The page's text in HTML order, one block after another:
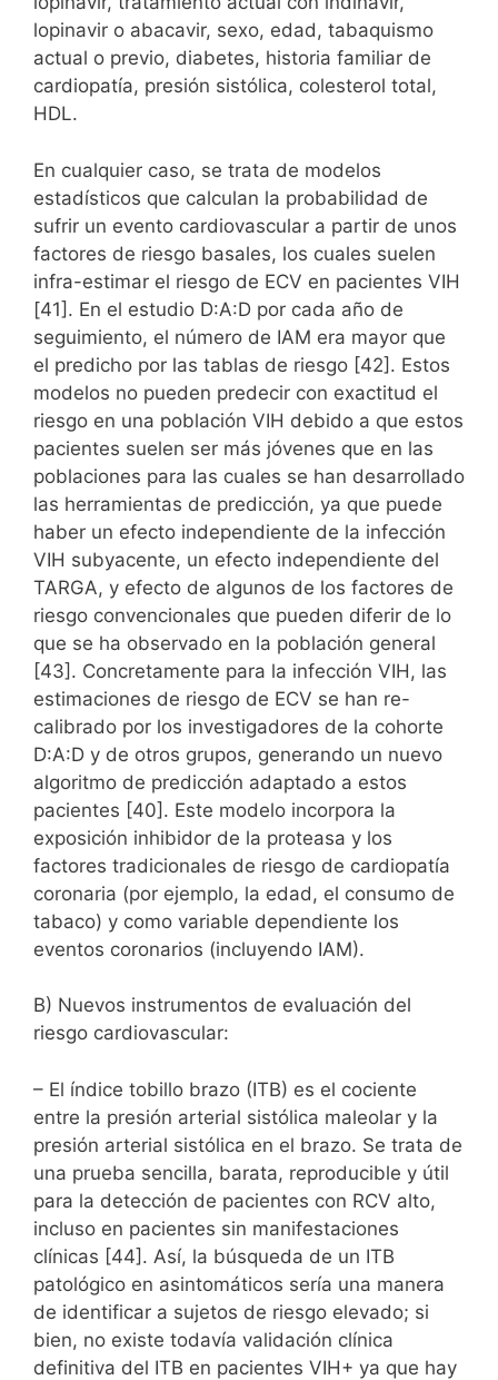
lopinavir o abacavir, sexo, edad, tabaquismo
actual o previo, diabetes, historia familiar de
cardiopatía, presión sistólica, colesterol total,
HDL.
En cualquier caso, se trata de modelos
estadísticos que calculan la probabilidad de
sufrir un evento cardiovascular a partir de unos
factores de riesgo basales, los cuales suelen
infra-estimar el riesgo de ECV en pacientes VIH
[41]. En el estudio D:A:D por cada año de
seguimiento, el número de IAM era mayor que
el predicho por las tablas de riesgo [42]. Estos
modelos no pueden predecir con exactitud el
riesgo en una población VIH debido a que estos
pacientes suelen ser más jóvenes que en las
poblaciones para las cuales se han desarrollado
las herramientas de predicción, ya que puede
haber un efecto independiente de la infección
VIH subyacente, un efecto independiente del
TARGA, y efecto de algunos de los factores de
riesgo convencionales que pueden diferir de lo
que se ha observado en la población general
[43]. Concretamente para la infección VIH, las
estimaciones de riesgo de ECV se han re-
calibrado por los investigadores de la cohorte
D:A:D y de otros grupos, generando un nuevo
algoritmo de predicción adaptado a estos
pacientes [40]. Este modelo incorpora la
exposición inhibidor de la proteasa y los
factores tradicionales de riesgo de cardiopatía
coronaria (por ejemplo, la edad, el consumo de
tabaco) y como variable dependiente los
eventos coronarios (incluyendo IAM).
B) Nuevos instrumentos de evaluación del
riesgo cardiovascular:
– El índice tobillo brazo (ITB) es el cociente
entre la presión arterial sistólica maleolar y la
presión arterial sistólica en el brazo. Se trata de
una prueba sencilla, barata, reproducible y útil
para la detección de pacientes con RCV alto,
incluso en pacientes sin manifestaciones
clínicas [44]. Así, la búsqueda de un ITB
patológico en asintomáticos sería una manera
de identificar a sujetos de riesgo elevado; si
bien, no existe todavía validación clínica
definitiva del ITB en pacientes VIH+ ya que hay